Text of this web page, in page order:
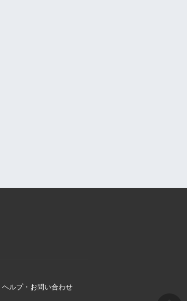
ヘルプ・お問い合わせ